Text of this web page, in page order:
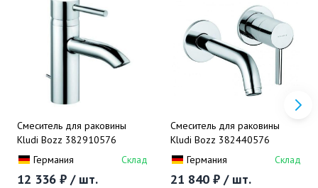
Смеситель для раковины
Kludi Bozz 382910576
Германия
Склад
12 336 ₽ / шт.
Смеситель для раковины
Kludi Bozz 382440576
Германия
Склад
21 840 ₽ / шт.